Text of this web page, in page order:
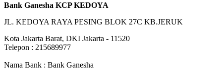
Bank Ganesha KCP KEDOYA
JL. KEDOYA RAYA PESING BLOK 27C KB.JERUK
Kota Jakarta Barat, DKI Jakarta - 11520
Telepon : 215689977
Nama Bank : Bank Ganesha